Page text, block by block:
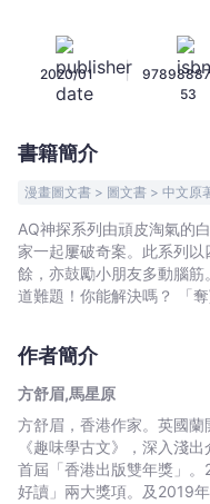
難
關
方
舒
眉,
星
-
文
宇
宙
2020/01 |
53
書籍簡介
漫畫圖文書 > 圖文書 > 中文原
AQ神探系列由頑皮淘氣的
家一起屢破奇案。此系列
餘，亦鼓勵小朋友多動腦
道難題！你能解決嗎？ 「
齊齊猜答案，絕對是親子共
作者簡介
方舒眉,馬星原
方舒眉，香港作家。英國
《趣味學古文》，深入淺
首屆「香港出版雙年獎」
好讀」兩大獎項。及2019